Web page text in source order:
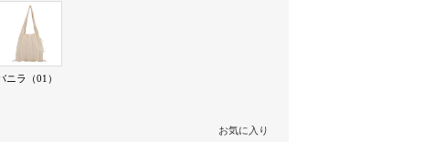
ニラ（01）
お気に入り